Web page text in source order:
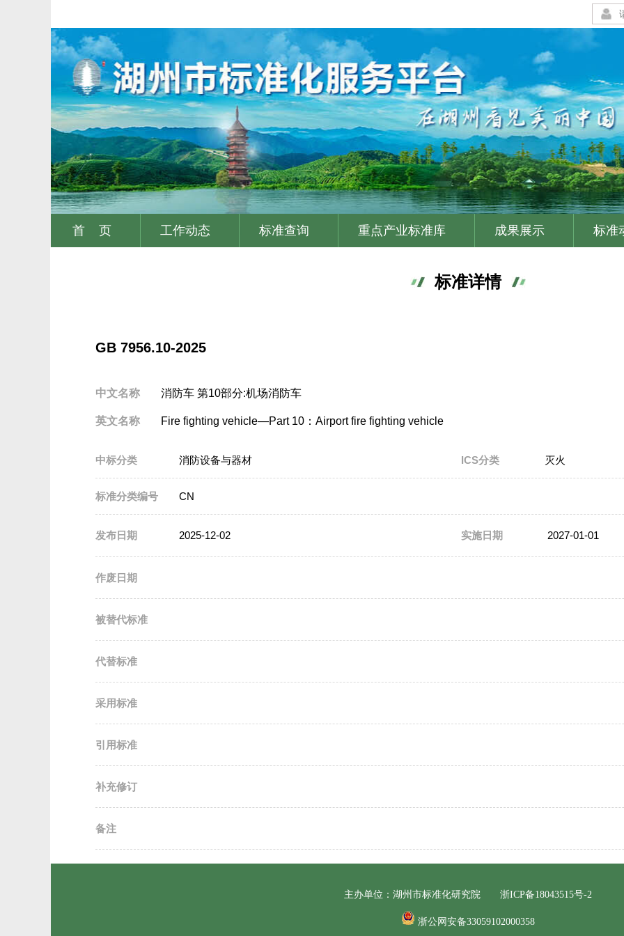
首 页 工作动态 标准查询 重点产业标准库 成果展示 标准
标准详情
GB 7956.10-2025
中文名称 消防车 第10部分:机场消防车
英文名称 Fire fighting vehicle—Part 10：Airport fire fighting vehicle
中标分类 消防设备与器材 ICS分类 灭火
标准分类编号 CN
发布日期 2025-12-02 实施日期 2027-01-01
作废日期
被替代标准
代替标准
采用标准
引用标准
补充修订
备注
主办单位：湖州市标准化研究院 浙ICP备18043515号-2
浙公网安备33059102000358